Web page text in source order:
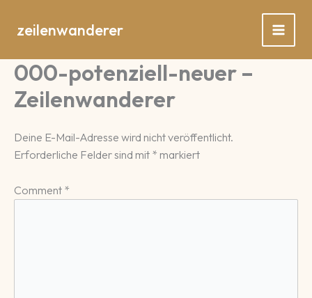
Inhaltzeilenwanderer
000-potenziell-neuer –
Zeilenwanderer
Deine E-Mail-Adresse wird nicht veröffentlicht.
Erforderliche Felder sind mit * markiert
Comment *